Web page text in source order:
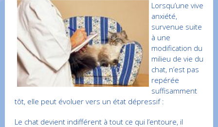
Lorsqu’une vive
anxiété,
survenue suite
à une
modification du
milieu de vie du
chat, n’est pas
repérée
suffisamment
tôt, elle peut évoluer vers un état dépressif :
Le chat devient indifférent à tout ce qui l’entoure, il